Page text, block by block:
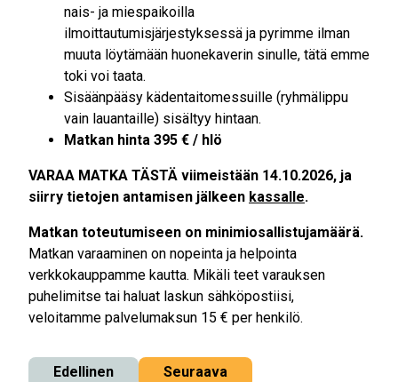
nais- ja miespaikoilla
ilmoittautumisjärjestyksessä ja pyrimme ilman
muuta löytämään huonekaverin sinulle, tätä emme
toki voi taata.
Sisäänpääsy kädentaitomessuille (ryhmälippu
vain lauantaille) sisältyy hintaan.
Matkan hinta 395 € / hlö
VARAA MATKA TÄSTÄ viimeistään 14.10.2026, ja
siirry tietojen antamisen jälkeen kassalle.
Matkan toteutumiseen on minimiosallistujamäärä.
Matkan varaaminen on nopeinta ja helpointa
verkkokauppamme kautta. Mikäli teet varauksen
puhelimitse tai haluat laskun sähköpostiisi,
veloitamme palvelumaksun 15 € per henkilö.
Edellinen
Seuraava